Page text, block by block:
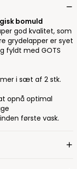
bomuld
god kvalitet, som
grydelapper er syet
fyldt med GOTS
i sæt af 2 stk.
opnå optimal
første vask.